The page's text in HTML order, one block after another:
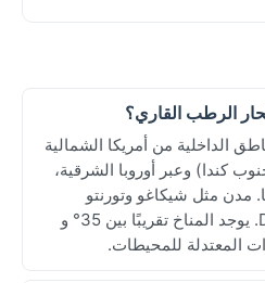
الرطب القاري؟
الداخلية من أمريكا الشمالية
كندا) وعبر أوروبا الشرقية،
مدن مثل شيكاغو وتورنتو
وكييف تقع تحت تصنيف Dfa. يوجد المناخ تقريبًا بين 35° و